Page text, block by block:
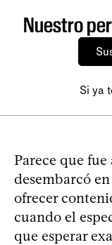
Nuestro
Si ya
Parece que
desembarcó
ofrecer
cuando el
que esperar